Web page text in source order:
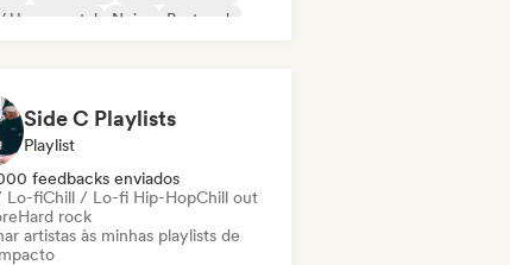
Heavy metal
Noise Post rock
Side C Playlists
Playlist
feedbacks enviados
Lo-fiChill / Lo-fi Hip-HopChill out
Hard rock
artistas às minhas playlists de